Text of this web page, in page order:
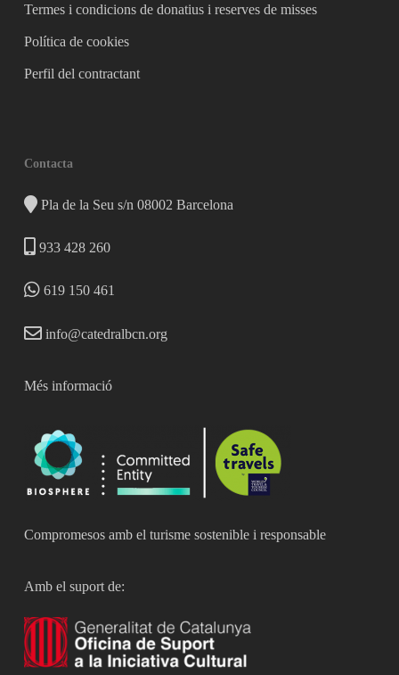
Termes i condicions de donatius i reserves de misses
Política de cookies
Perfil del contractant
Contacta
Pla de la Seu s/n 08002 Barcelona
933 428 260
619 150 461
info@catedralbcn.org
Més informació
Compromesos amb el turisme sostenible i responsable
Amb el suport de: